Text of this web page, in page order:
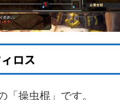
ロス
「操虫棍」です。